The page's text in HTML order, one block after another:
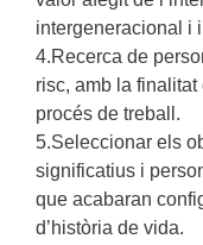
intergeneracional i
4.Recerca de
risc, amb la
procés de treball.
5.Seleccionar els
significatius i
que acabaran
d’història de vida.